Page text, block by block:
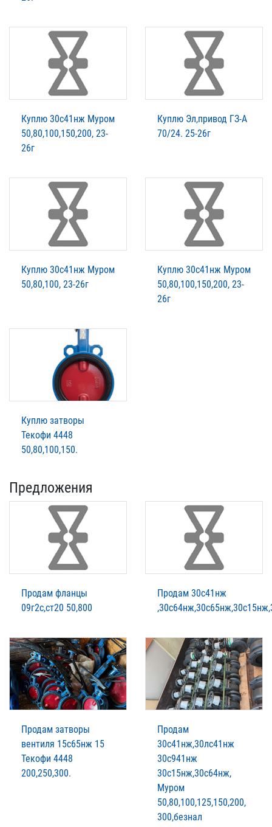
Куплю 30с41нж Муром
50,80,100,150,200, 23-
26г
Куплю Эл,привод ГЗ-А
70/24. 25-26г
Куплю 30с41нж Муром
50,80,100, 23-26г
Куплю 30с41нж Муром
50,80,100,150,200, 23-
26г
Куплю затворы
Текофи 4448
50,80,100,150.
Предложения
Продам фланцы
09г2с,ст20 50,800
Продам 30с41нж
Продам затворы
вентиля 15с65нж 15
Текофи 4448
200,250,300.
Продам
30с41нж,30лс41нж
30с941нж
30с15нж,30с64нж,
Муром
50,80,100,125,150,200,
300,безнал